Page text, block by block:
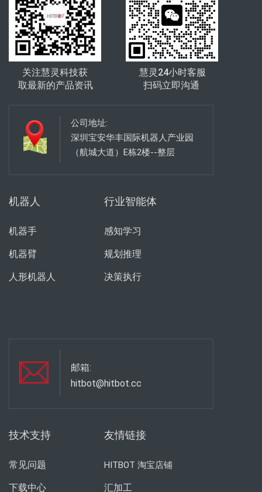
关注慧灵科技获
取最新的产品资讯
慧灵24小时客服
扫码立即沟通
公司地址:
深圳宝安华丰国际机器人产业园
（航城大道）E栋2楼--整层
机器人
机器手
机器臂
人形机器人
行业智能体
感知学习
规划推理
决策执行
邮箱:
hitbot@hitbot.cc
技术支持
常见问题
下载中心
友情链接
HITBOT 淘宝店铺
汇加工